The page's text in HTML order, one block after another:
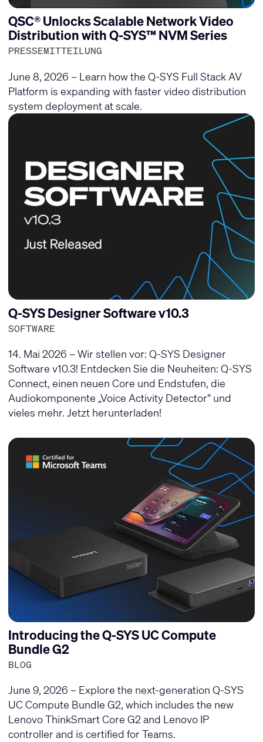
QSC® Unlocks Scalable Network Video
Distribution with Q-SYS™ NVM Series
PRESSEMITTEILUNG
June 8, 2026 – Learn how the Q-SYS Full Stack AV
Platform is expanding with faster video distribution
system deployment at scale.
Q-SYS Designer Software v10.3
SOFTWARE
14. Mai 2026 – Wir stellen vor: Q-SYS Designer
Software v10.3! Entdecken Sie die Neuheiten: Q-SYS
Connect, einen neuen Core und Endstufen, die
Audiokomponente „Voice Activity Detector“ und
vieles mehr. Jetzt herunterladen!
Introducing the Q-SYS UC Compute
Bundle G2
BLOG
June 9, 2026 – Explore the next-generation Q-SYS
UC Compute Bundle G2, which includes the new
Lenovo ThinkSmart Core G2 and Lenovo IP
controller and is certified for Teams.